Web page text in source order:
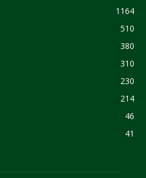
1164
510
380
310
230
214
46
41